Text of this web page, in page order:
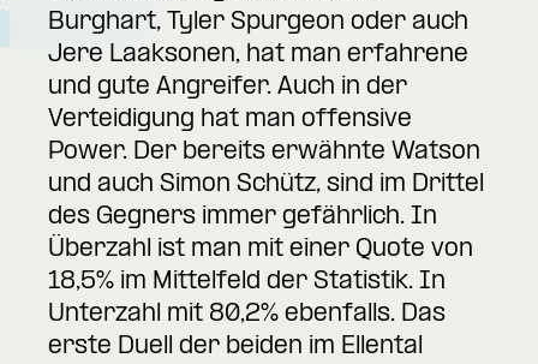
Burghart, Tyler Spurgeon oder auch
Jere Laaksonen, hat man erfahrene
und gute Angreifer. Auch in der
Verteidigung hat man offensive
Power. Der bereits erwähnte Watson
und auch Simon Schütz, sind im Drittel
des Gegners immer gefährlich. In
Überzahl ist man mit einer Quote von
18,5% im Mittelfeld der Statistik. In
Unterzahl mit 80,2% ebenfalls. Das
erste Duell der beiden im Ellental